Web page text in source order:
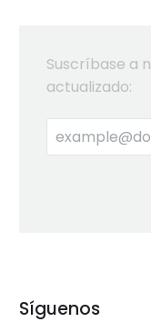
Suscríbase a
actualizado:
Síguenos